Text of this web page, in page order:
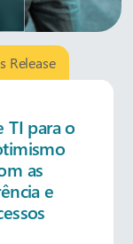
Release
TI para o
as
e